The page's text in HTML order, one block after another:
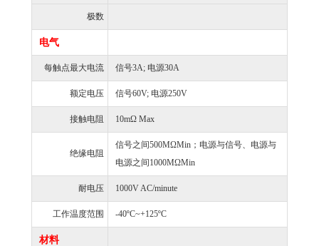
极数
电气
每触点最大电流 信号3A; 电源30A
额定电压 信号60V; 电源250V
接触电阻 10mΩ Max
绝缘电阻
信号之间500MΩMin；电源与信号、电源与
电源之间1000MΩMin
耐电压 1000V AC/minute
工作温度范围 -40ºC~+125ºC
材料